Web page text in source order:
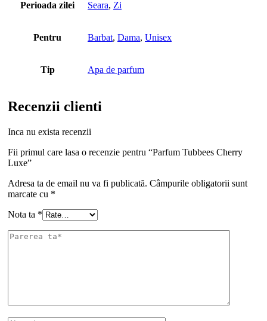
Perioada zilei Seara, Zi
Pentru Barbat, Dama, Unisex
Tip Apa de parfum
Recenzii clienti
Inca nu exista recenzii
Fii primul care lasa o recenzie pentru “Parfum Tubbees Cherry
Luxe”
Adresa ta de email nu va fi publicată. Câmpurile obligatorii sunt
marcate cu *
Nota ta *